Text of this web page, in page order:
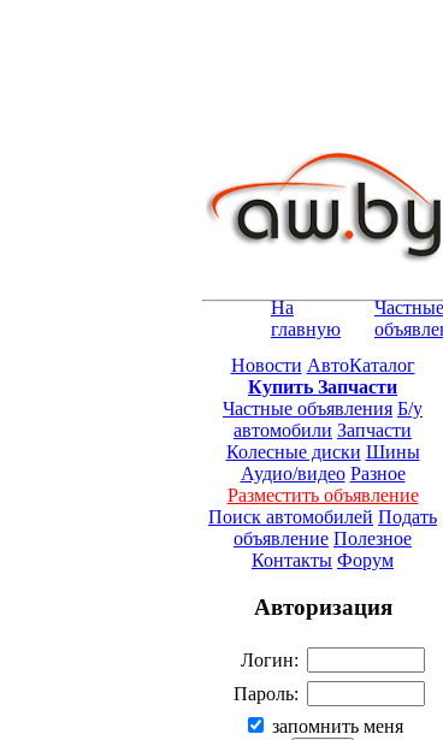
На
главную
Частные
Новости АвтоКаталог
Купить Запчасти
Частные объявления Б/у
автомобили Запчасти
Колесные диски Шины
Аудио/видео Разное
Разместить объявление
Поиск автомобилей Подать
объявление Полезное
Контакты Форум
Авторизация
Логин:
Пароль:
запомнить меня